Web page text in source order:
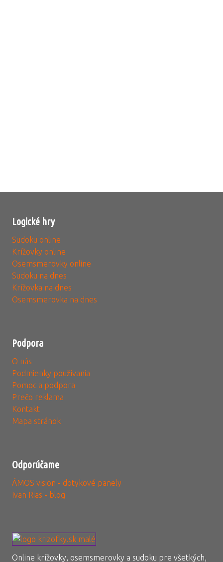
Logické hry
Sudoku online
Krížovky online
Osemsmerovky online
Sudoku na dnes
Krížovka na dnes
Osemsmerovka na dnes
Podpora
O nás
Podmienky používania
Pomoc a podpora
Prečo reklama
Kontakt
Mapa stránok
Odporúčame
ÁMOS vision - dotykové panely
Ivan Rias - blog
Online krížovky, osemsmerovky a sudoku pre všetkých,